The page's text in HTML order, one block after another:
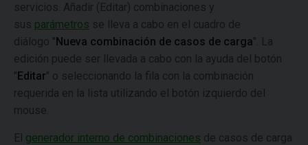
servicios. Añadir (Editar) combinaciones y
sus parámetros se lleva a cabo en el cuadro de
diálogo "Nueva combinación de casos de carga". La
edición puede ser llevada a cabo con la ayuda del botón
"Editar" o seleccionando la fila con la combinación
requerida en la lista utilizando el botón izquierdo del
mouse.
El generador interno de combinaciones de casos de carga